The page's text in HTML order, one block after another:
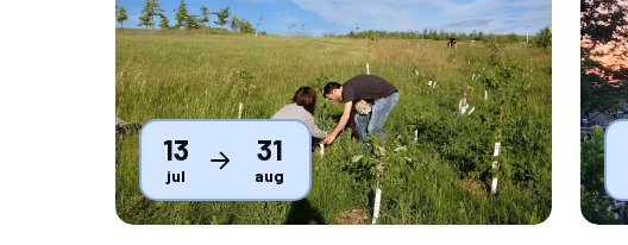
Thumbnail
13
jul
31
aug